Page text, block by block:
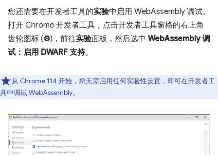
您还需要在开发者工具的实验中启用 WebAssembly 调试。
打开 Chrome 开发者工具，点击开发者工具窗格的右上角
齿轮图标 (⚙)，前往实验面板，然后选中 WebAssembly 调
试：启用 DWARF 支持。
从 Chrome 114 开始，您无需启用任何实验性设置，即可在开发者工
具中调试 WebAssembly。